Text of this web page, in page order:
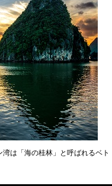
は「海の桂林」と呼ばれるベト